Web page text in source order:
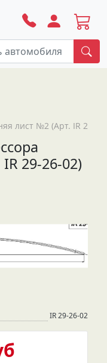
лист №2 (Арт. IR 29-
29-26-02)
IR 29-26-02